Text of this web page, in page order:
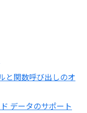
と関数呼び出しのオ
データのサポート